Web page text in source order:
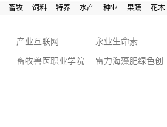
畜牧 饲料 特养 水产 种业 果蔬 花木
产业互联网
永业生命素
畜牧兽医职业学院
雷力海藻肥绿色创